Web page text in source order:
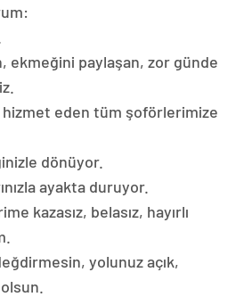
ekmeğini paylaşan, zor günde
hizmet eden tüm şoförlerimize
dönüyor.
ayakta duruyor.
kazasız, belasız, hayırlı
yolunuz açık,